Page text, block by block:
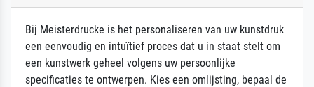
Bij Meisterdrucke is het personaliseren van uw kunstdruk
een eenvoudig en intuïtief proces dat u in staat stelt om
een kunstwerk geheel volgens uw persoonlijke
specificaties te ontwerpen. Kies een omlijsting, bepaal de